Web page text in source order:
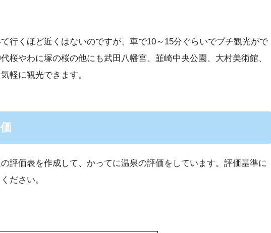
行くほど近くはないのですが、車で10～15分ぐらいでプチ観光がで
桜やわに塚の桜の他にも武田八幡宮、韮崎中央公園、大村美術館、
軽に観光できます。
の評価表を作成して、かってに温泉の評価をしています。評価基準に
ださい。